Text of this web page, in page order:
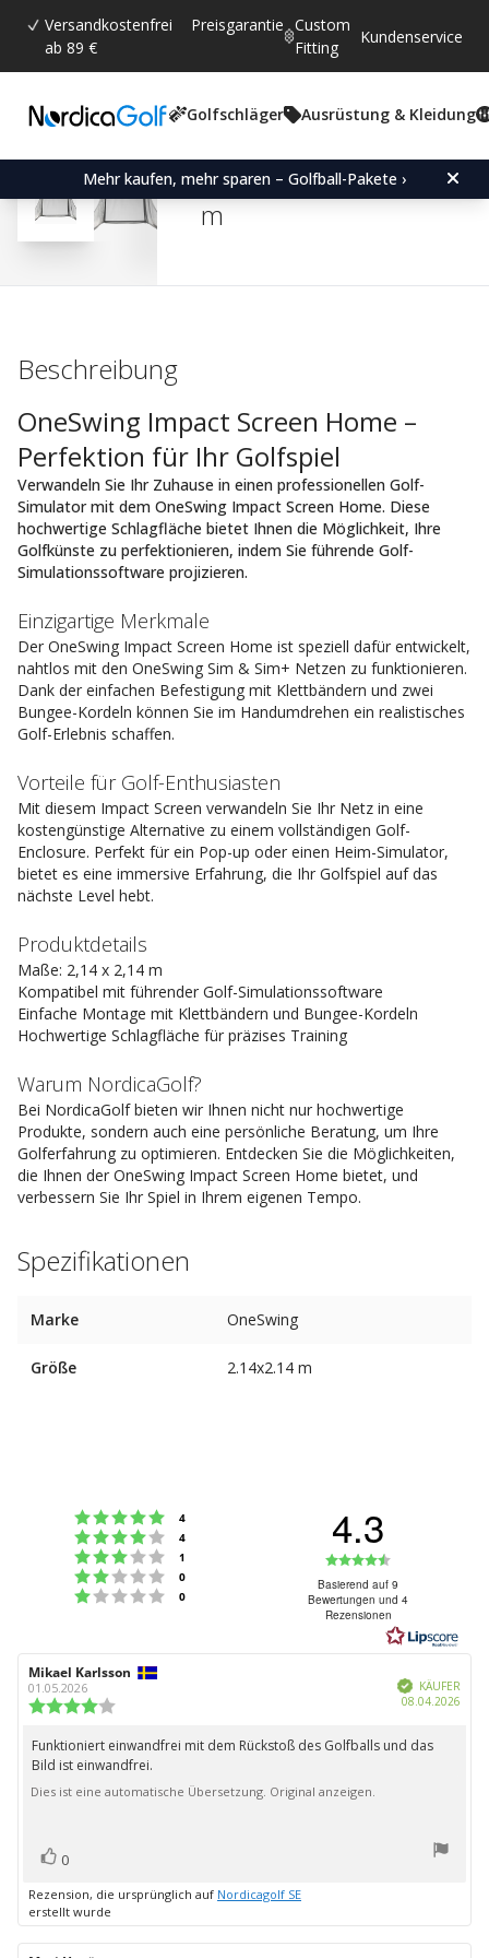
Versandkostenfrei
ab 89 €
Preisgarantie Custom
Fitting
Kundenservice
Golfschläger Ausrüstung & Kleidung
Mehr kaufen, mehr sparen – Golfball-Pakete ›
Durchschnittliche
4.3 (abgegebene bewertungen:
9)
OneSwing Impact
m
Beschreibung
OneSwing Impact Screen Home –
Perfektion für Ihr Golfspiel
Verwandeln Sie Ihr Zuhause in einen professionellen Golf-
Simulator mit dem OneSwing Impact Screen Home. Diese
hochwertige Schlagfläche bietet Ihnen die Möglichkeit, Ihre
Golfkünste zu perfektionieren, indem Sie führende Golf-
Simulationssoftware projizieren.
Einzigartige Merkmale
Der OneSwing Impact Screen Home ist speziell dafür entwickelt,
nahtlos mit den OneSwing Sim & Sim+ Netzen zu funktionieren.
Dank der einfachen Befestigung mit Klettbändern und zwei
Bungee-Kordeln können Sie im Handumdrehen ein realistisches
Golf-Erlebnis schaffen.
Vorteile für Golf-Enthusiasten
Mit diesem Impact Screen verwandeln Sie Ihr Netz in eine
kostengünstige Alternative zu einem vollständigen Golf-
Enclosure. Perfekt für ein Pop-up oder einen Heim-Simulator,
bietet es eine immersive Erfahrung, die Ihr Golfspiel auf das
nächste Level hebt.
Produktdetails
Maße: 2,14 x 2,14 m
Kompatibel mit führender Golf-Simulationssoftware
Einfache Montage mit Klettbändern und Bungee-Kordeln
Hochwertige Schlagfläche für präzises Training
Warum NordicaGolf?
Bei NordicaGolf bieten wir Ihnen nicht nur hochwertige
Produkte, sondern auch eine persönliche Beratung, um Ihre
Golferfahrung zu optimieren. Entdecken Sie die Möglichkeiten,
die Ihnen der OneSwing Impact Screen Home bietet, und
verbessern Sie Ihr Spiel in Ihrem eigenen Tempo.
Spezifikationen
Marke OneSwing
Größe 2.14x2.14 m
Bewertung: 5 von 5 Sternen
4
Bewertung: 4 von 5 Sternen
4
Bewertung: 3 von 5 Sternen
1
Bewertung: 2 von 5 Sternen
0
Bewertung: 1 von 5 Sternen
0
4.3
4.3
von
5
Basierend auf 9
Bewertungen und 4
Rezensionen
Autor
der
Rezension:
Mikael Karlsson
01.05.2026
von
5
Sternen
Verifiziert
KÄUFER
08.04.2026
Rezensionstext:
Funktioniert einwandfrei mit dem Rückstoß des Golfballs und das
Bild ist einwandfrei.
Dies ist eine automatische Übersetzung. Original anzeigen.
Stimme
0
Rezension, die ursprünglich auf Nordicagolf SE
erstellt wurde